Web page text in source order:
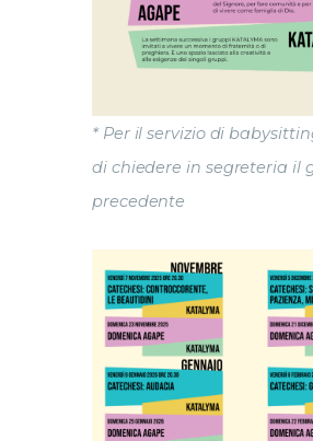
* Per il servizio di
di chiedere in segreteria il
precedente